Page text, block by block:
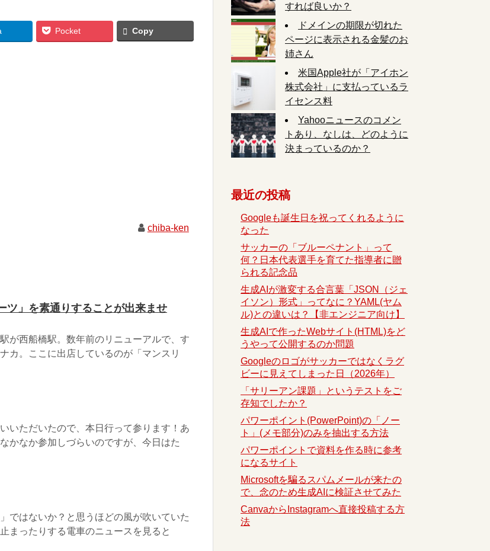
Pocket Copy
chiba-ken
ツ」を素通りすることが出来ませ
が西船橋駅。数年前のリニューアルで、す
カ。ここに出店しているのが「マンスリ
いただいたので、本日行って参ります！あ
かなか参加しづらいのですが、今日はた
ではないか？と思うほどの風が吹いていた
まったりする電車のニュースを見ると
すれば良いか？
ドメインの期限が切れた
ページに表示される金髪のお
姉さん
米国Apple社が「アイホン
株式会社」に支払っているラ
イセンス料
Yahooニュースのコメン
トあり、なしは、どのように
決まっているのか？
最近の投稿
Googleも誕生日を祝ってくれるように
なった
サッカーの「ブルーペナント」って
何？日本代表選手を育てた指導者に贈
られる記念品
生成AIが激変する合言葉「JSON（ジェ
イソン）形式」ってなに？YAML(ヤム
ル)との違いは？【非エンジニア向け】
生成AIで作ったWebサイト(HTML)をど
うやって公開するのか問題
Googleのロゴがサッカーではなくラグ
ビーに見えてしまった日（2026年）
「サリーアン課題」というテストをご
存知でしたか？
パワーポイント(PowerPoint)の「ノー
ト」(メモ部分)のみを抽出する方法
パワーポイントで資料を作る時に参考
になるサイト
Microsoftを騙るスパムメールが来たの
で、念のため生成AIに検証させてみた
CanvaからInstagramへ直接投稿する方
法